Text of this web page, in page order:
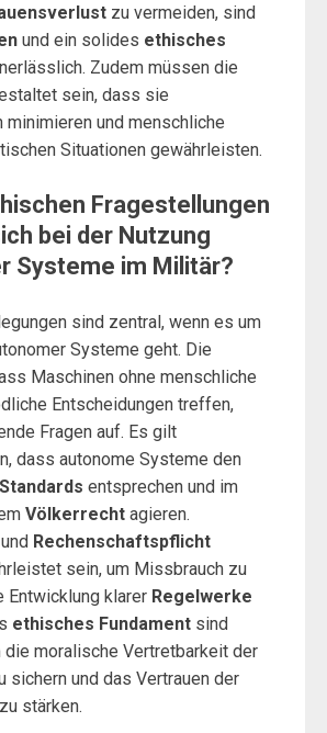
zu vermeiden, sind
und ein solides ethisches
Zudem müssen die
sein, dass sie
minimieren und menschliche
Situationen gewährleisten.
Fragestellungen
bei der Nutzung
Systeme im Militär?
sind zentral, wenn es um
Systeme geht. Die
Maschinen ohne menschliche
Entscheidungen treffen,
Fragen auf. Es gilt
dass autonome Systeme den
entsprechen und im
Völkerrecht agieren.
und Rechenschaftspflicht
sein, um Missbrauch zu
Entwicklung klarer Regelwerke
ethisches Fundament sind
die moralische Vertretbarkeit der
sichern und das Vertrauen der
stärken.